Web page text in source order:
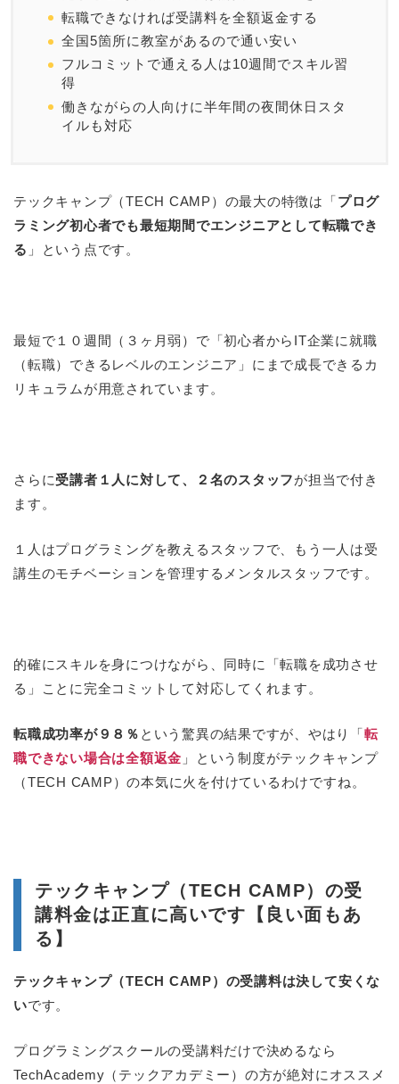
転職できなければ受講料を全額返金する
全国5箇所に教室があるので通い安い
フルコミットで通える人は10週間でスキル習
得
働きながらの人向けに半年間の夜間休日スタ
イルも対応
テックキャンプ（TECH CAMP）の最大の特徴は「プログ
ラミング初心者でも最短期間でエンジニアとして転職でき
る 」という点です。
最短で１０週間（３ヶ月弱）で「初心者からIT企業に就職
（転職）できるレベルのエンジニア」にまで成長できるカ
リキュラムが用意されています。
さらに受講者１人に対して、２名のスタッフが担当で付き
ます。
１人はプログラミングを教えるスタッフで、もう一人は受
講生のモチベーションを管理するメンタルスタッフです。
的確にスキルを身につけながら、同時に「転職を成功させ
る」ことに完全コミットして対応してくれます。
転職成功率が９８％ という驚異の結果ですが、やはり「転
職できない場合は全額返金 」という制度がテックキャンプ
（TECH CAMP）の本気に火を付けているわけですね。
テックキャンプ（TECH CAMP）の受
講料金は正直に高いです【良い面もあ
る】
テックキャンプ（TECH CAMP）の受講料は決して安くな
いです。
プログラミングスクールの受講料だけで決めるなら
TechAcademy（テックアカデミー）の方が絶対にオススメ